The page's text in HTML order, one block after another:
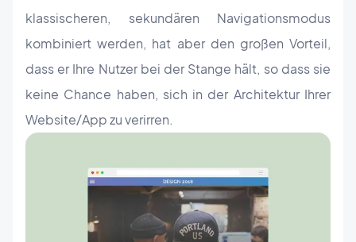
klassischeren, sekundären Navigationsmodus
kombiniert werden, hat aber den großen Vorteil,
dass er Ihre Nutzer bei der Stange hält, so dass sie
keine Chance haben, sich in der Architektur Ihrer
Website/App zu verirren.